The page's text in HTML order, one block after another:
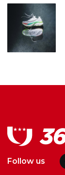
Follow us